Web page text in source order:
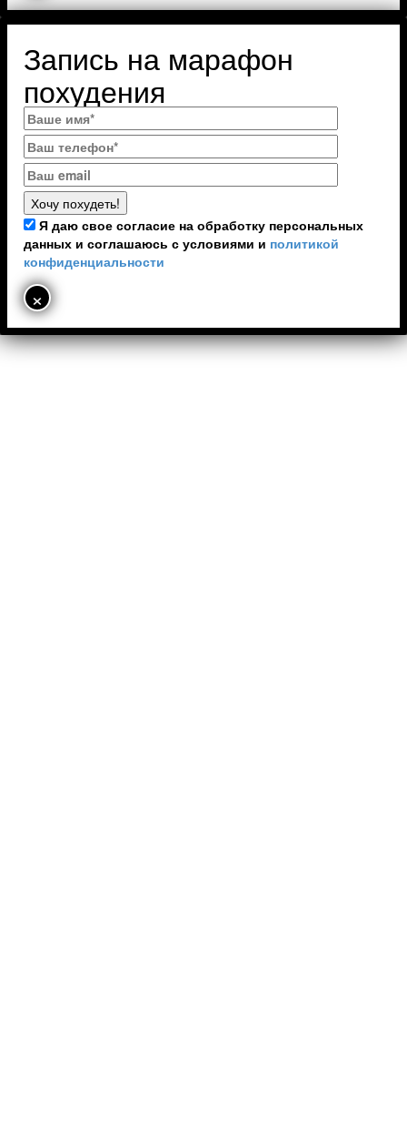
Запись на марафон
похудения
Я даю свое согласие на обработку персональных
данных и соглашаюсь с условиями и политикой
конфиденциальности
×